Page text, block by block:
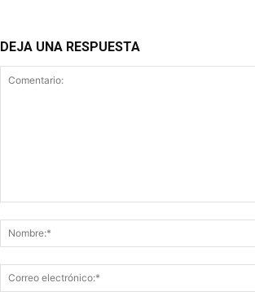
DEJA UNA RESPUESTA